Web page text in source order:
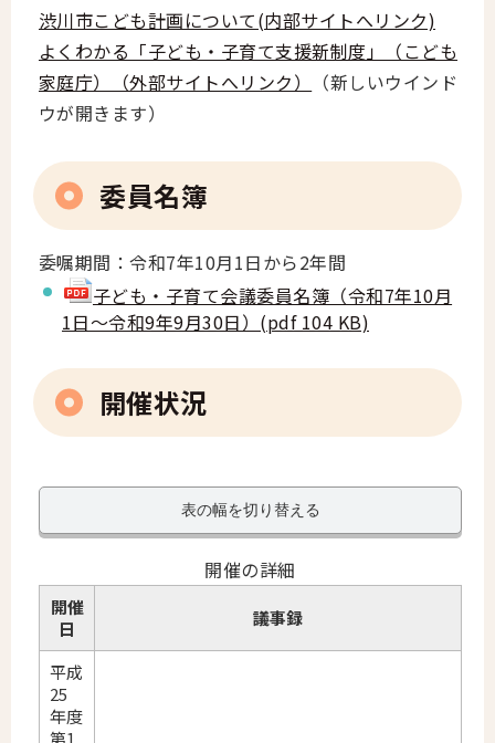
渋川市こども計画について(内部サイトへリンク)
よくわかる「子ども・子育て支援新制度」（こども
家庭庁）（外部サイトへリンク）
（新しいウインド
ウが開きます）
委員名簿
委嘱期間：令和7年10月1日から2年間
子ども・子育て会議委員名簿（令和7年10月
1日～令和9年9月30日）(pdf 104 KB)
開催状況
表の幅を切り替える
開催の詳細
開催
日
議事録
平成
25
年度
第1